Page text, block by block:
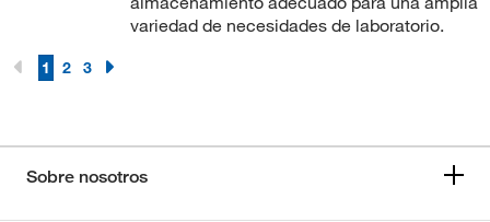
variedad de necesidades de laboratorio.
1 2 3
Sobre nosotros